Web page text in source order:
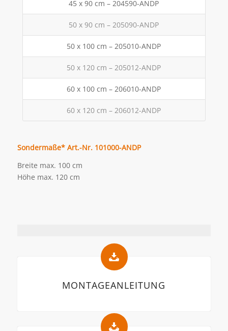
45 x 90 cm – 204590-ANDP
50 x 90 cm – 205090-ANDP
50 x 100 cm – 205010-ANDP
50 x 120 cm – 205012-ANDP
60 x 100 cm – 206010-ANDP
60 x 120 cm – 206012-ANDP
Sondermaße* Art.-Nr. 101000-ANDP
Breite max. 100 cm
Höhe max. 120 cm
MONTAGEANLEITUNG